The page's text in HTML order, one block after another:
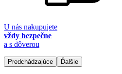
U nás nakupujete
vždy bezpečne
a s dôverou
Predchádzajúce Ďalšie